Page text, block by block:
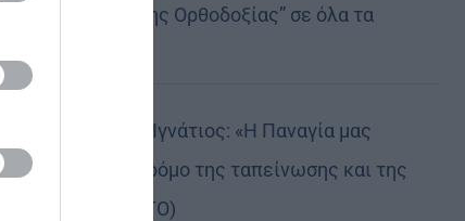
Η “Κιβωτός της Ορθοδοξίας” σε όλα τα
Δημητριάδος Ιγνάτιος: «Η Παναγία μας
δείχνει τον δρόμο της ταπείνωσης και της
σιωπής» (ΦΩΤΟ)